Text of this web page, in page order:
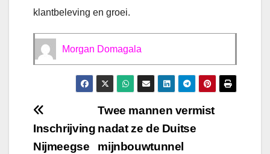
klantbeleving en groei.
Morgan Domagala
Bericht
navigatie
Twee mannen vermist
nadat ze de Duitse
mijnbouwtunnel
Inschrijving
Nijmeegse